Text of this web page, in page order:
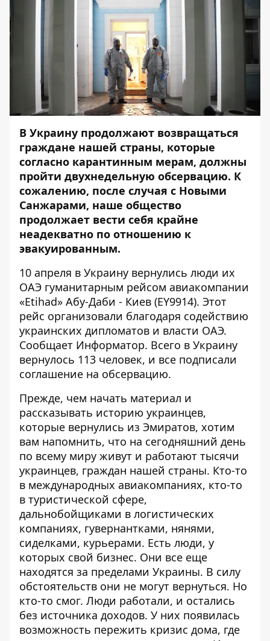
В Украину продолжают возвращаться
граждане нашей страны, которые
согласно карантинным мерам, должны
пройти двухнедельную обсервацию. К
сожалению, после случая с Новыми
Санжарами, наше общество
продолжает вести себя крайне
неадекватно по отношению к
эвакуированным.
10 апреля в Украину вернулись люди их
ОАЭ гуманитарным рейсом авиакомпании
«Etihad» Абу-Даби - Киев (EY9914). Этот
рейс организовали благодаря содействию
украинских дипломатов и власти ОАЭ.
Сообщает Информатор. Всего в Украину
вернулось 113 человек, и все подписали
соглашение на обсервацию.
Прежде, чем начать материал и
рассказывать историю украинцев,
которые вернулись из Эмиратов, хотим
вам напомнить, что на сегодняшний день
по всему миру живут и работают тысячи
украинцев, граждан нашей страны. Кто-то
в международных авиакомпаниях, кто-то
в туристической сфере,
дальнобойщиками в логистических
компаниях, гувернантками, нянями,
сиделками, курьерами. Есть люди, у
которых свой бизнес. Они все еще
находятся за пределами Украины. В силу
обстоятельств они не могут вернуться. Но
кто-то смог. Люди работали, и остались
без источника доходов. У них появилась
возможность пережить кризис дома, где